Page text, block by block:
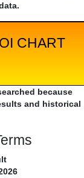
CHART
because
and historical